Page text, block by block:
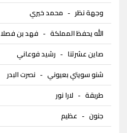
وجهة نظر - محمد خيري
الله يحفظ المملكة - فهد بن فصلا
صاين عشرتنا - رشيد فوعاني
شنو سويتي بعيوني - نصرت البدر
طربقة - لارا نور
جنون - عظيم